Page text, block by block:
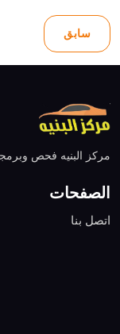
سابق
مركز البنيه فحص
الصفحات
اتصل بنا